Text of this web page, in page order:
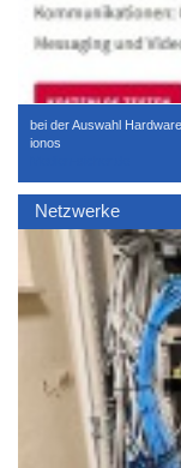
bei der Auswahl
ionos
Netzwerke